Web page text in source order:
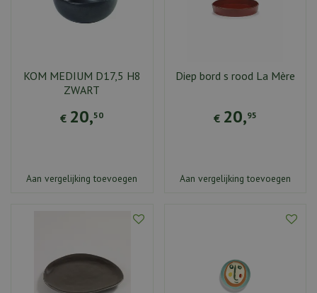
KOM MEDIUM D17,5 H8
ZWART
€ 20,50
Aan vergelijking toevoegen
Diep bord s rood La Mère
€ 20,95
Aan vergelijking toevoegen